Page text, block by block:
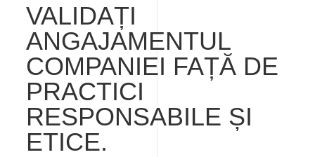
VALIDAȚI
ANGAJAMENTUL
COMPANIEI FAȚĂ DE
PRACTICI
RESPONSABILE ȘI
ETICE.